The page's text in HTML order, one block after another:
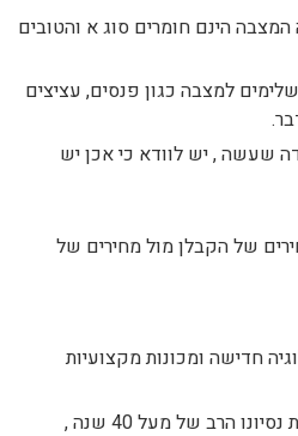
הינם חומרים סוג א והטובים
למצבה כגון פנסים, עציצים
שעשה , יש לוודא כי אכן יש
של הקבלן מול מחירים של
חדישה ומכונות מקצועיות
מצבות לגזיאל , הינה חברה שמייצרת מצבות בנתניה והסביבה בעיקר . אנחנו מציעים את נסיונו הרב של מעל 40 שנה ,